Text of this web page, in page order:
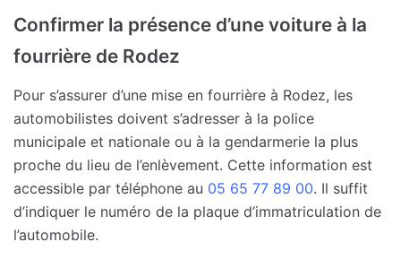
Confirmer la présence d’une voiture à la
fourrière de Rodez
Pour s’assurer d’une mise en fourrière à Rodez, les
automobilistes doivent s’adresser à la police
municipale et nationale ou à la gendarmerie la plus
proche du lieu de l’enlèvement. Cette information est
accessible par téléphone au 05 65 77 89 00. Il suffit
d’indiquer le numéro de la plaque d’immatriculation de
l’automobile.